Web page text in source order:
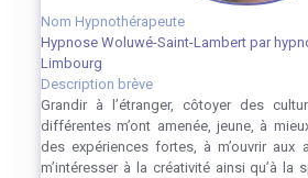
Nom Hypnothérapeute
Hypnose Woluwé-Saint-Lambert par
Limbourg
Description brève
Grandir à l’étranger, côtoyer des
différentes m’ont amenée, jeune, à
des expériences fortes, à m’ouvrir aux
m’intéresser à la créativité ainsi qu’à la